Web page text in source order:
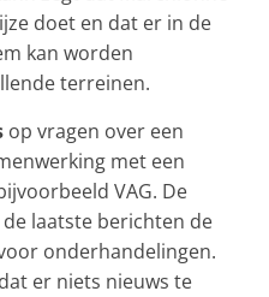
doet en dat er in de
kan worden
terreinen.
op vragen over een
met een
VAG. De
laatste berichten de
onderhandelingen.
er niets nieuws te